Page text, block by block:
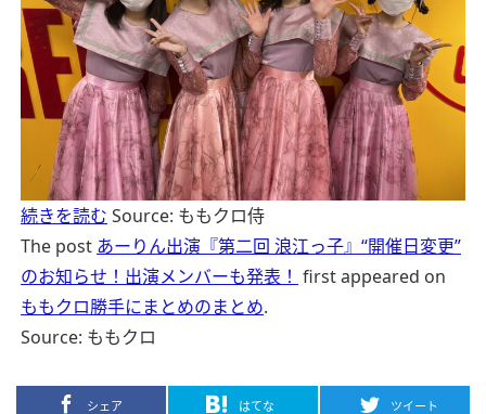
続きを読む Source: ももクロ侍
The post あーりん出演『第二回 浪江っ子』“開催日変更”
のお知らせ！出演メンバーも発表！ first appeared on
ももクロ勝手にまとめのまとめ.
Source: ももクロ
シェア はてな ツイート